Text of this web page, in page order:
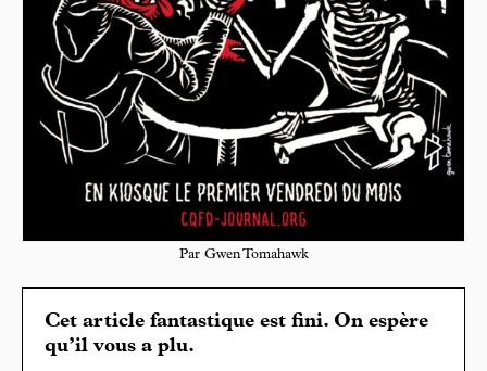
Par Gwen Tomahawk
Cet article fantastique est fini. On espère
qu’il vous a plu.